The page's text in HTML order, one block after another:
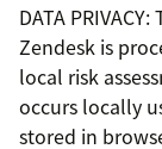
DATA
Zendesk is
local risk
occurs locally
stored in